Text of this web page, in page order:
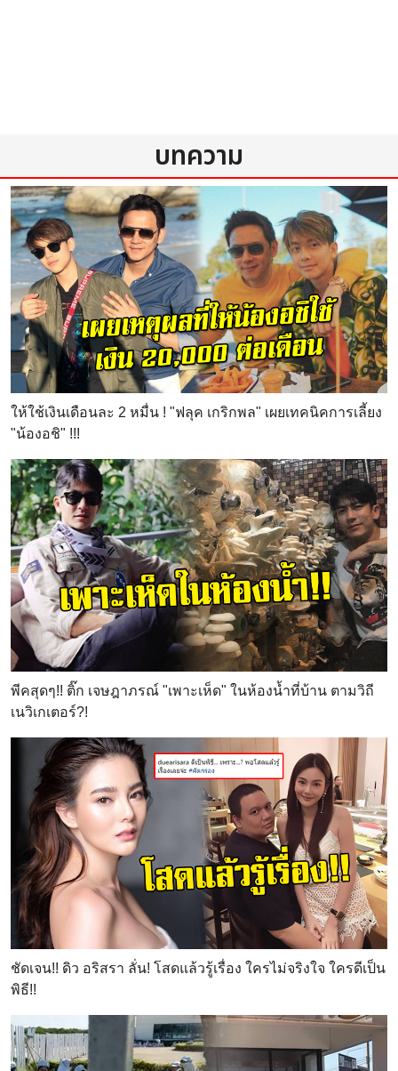
บทความ
ให้ใช้เงินเดือนละ 2 หมื่น ! "ฟลุค เกริกพล" เผยเทคนิคการเลี้ยง
"น้องอชิ" !!!
พีคสุดๆ!! ติ๊ก เจษฎาภรณ์ "เพาะเห็ด" ในห้องน้ำที่บ้าน ตามวิถี
เนวิเกเตอร์?!
ชัดเจน!! ดิว อริสรา ลั่น! โสดแล้วรู้เรื่อง ใครไม่จริงใจ ใครดีเป็น
พิธี!!